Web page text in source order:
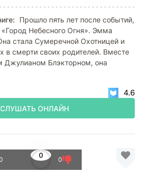
Прошло пять лет после событий,
Небесного Огня». Эмма
стала Сумеречной Охотницей и
в смерти своих родителей. Вместе
Джулианом Блэкторном, она
СЛУШАТЬ ОНЛАЙН
4.6
0
0